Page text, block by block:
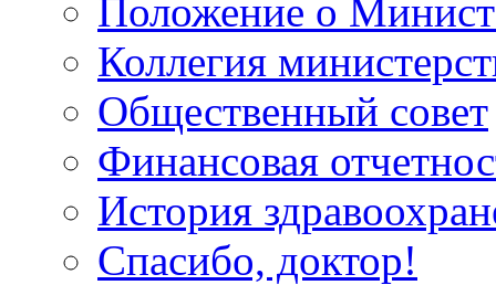
Положение о
Коллегия
Общественный совет
Финансовая
История
Спасибо, доктор!